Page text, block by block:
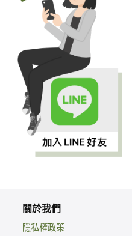
關於我們
隱私權政策